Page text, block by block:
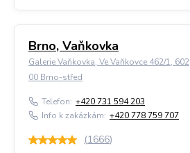
Brno, Vaňkovka
Galerie Vaňkovka, Ve Vaňkovce 462/1, 602
00 Brno-střed
Telefon: +420 731 594 203
Info k zakázkám: +420 778 759 707
(1666)